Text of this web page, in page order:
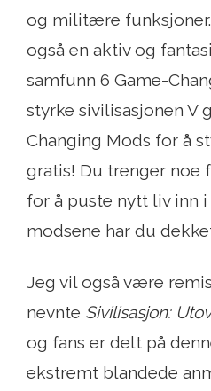
og militære funksjoner.
også en aktiv og
samfunn 6 Game-
styrke sivilisasjonen V
Changing Mods for å
gratis! Du trenger noe
for å puste nytt liv inn
modsene har du
Jeg vil også være
nevnte Sivilisasjon:
og fans er delt på
ekstremt blandede